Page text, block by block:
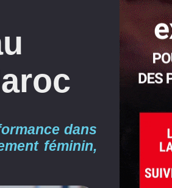
dans
féminin,